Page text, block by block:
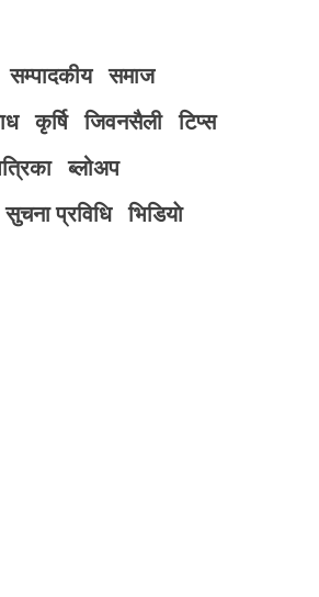
सम्पादकीय
समाज
कृर्षि जिवनसैली
टिप्स
ब्लोअप
सुचना प्रविधि भिडियाे